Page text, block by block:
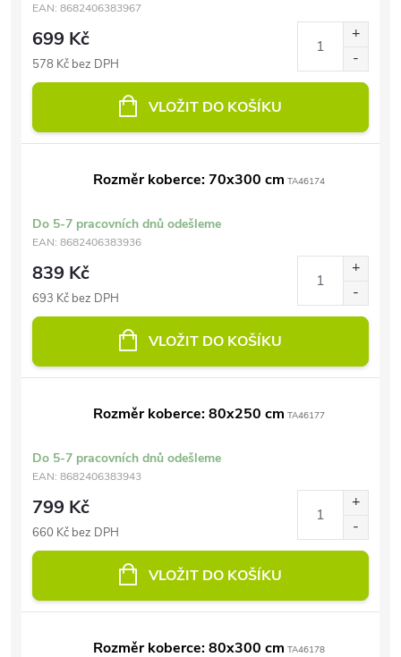
EAN: 8682406383967
699 Kč
578 Kč bez DPH
VLOŽIT DO KOŠÍKU
Rozměr koberce: 70x300 cm TA46174
Do 5-7 pracovních dnů odešleme
EAN: 8682406383936
839 Kč
693 Kč bez DPH
VLOŽIT DO KOŠÍKU
Rozměr koberce: 80x250 cm TA46177
Do 5-7 pracovních dnů odešleme
EAN: 8682406383943
799 Kč
660 Kč bez DPH
VLOŽIT DO KOŠÍKU
Rozměr koberce: 80x300 cm TA46178